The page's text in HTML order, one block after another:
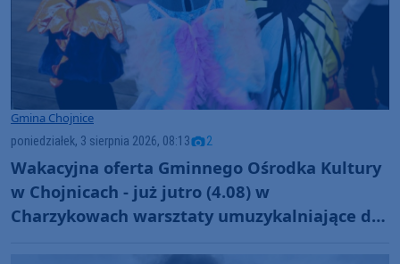
Gmina Chojnice
poniedziałek, 3 sierpnia 2026, 08:13 2
Wakacyjna oferta Gminnego Ośrodka Kultury
w Chojnicach - już jutro (4.08) w
Charzykowach warsztaty umuzykalniające dla